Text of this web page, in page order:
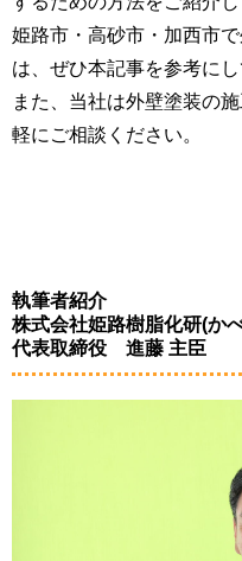
姫路市・高砂市・加西市
は、ぜひ本記事を参考にし
また、当社は外壁塗装の
軽にご相談ください。
執筆者紹介
株式会社姫路樹脂化研(か
代表取締役 進藤 主臣